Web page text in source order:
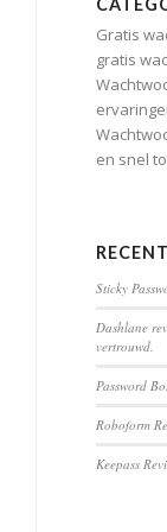
Gratis
gratis
en snel
Sticky
Dashlane
vertrouwd.
Password
Roboform
Keepass